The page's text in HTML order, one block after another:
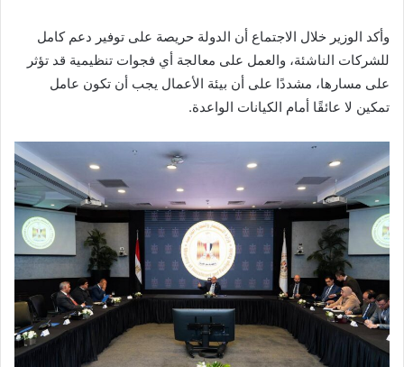
وأكد الوزير خلال الاجتماع أن الدولة حريصة على توفير دعم كامل
للشركات الناشئة، والعمل على معالجة أي فجوات تنظيمية قد تؤثر
على مسارها، مشددًا على أن بيئة الأعمال يجب أن تكون عامل
تمكين لا عائقًا أمام الكيانات الواعدة.